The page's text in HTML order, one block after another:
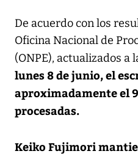
De acuerdo con los
Oficina Nacional de
(ONPE), actualizados a
lunes 8 de junio, el
aproximadamente el
procesadas.
Keiko Fujimori